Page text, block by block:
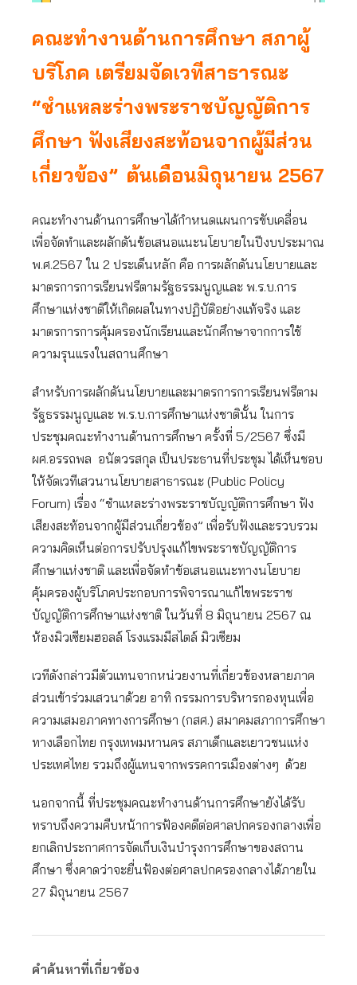
คณะทำงานด้านการศึกษา สภาผู้
บริโภค เตรียมจัดเวทีสาธารณะ
“ชำแหละร่างพระราชบัญญัติการ
ศึกษา ฟังเสียงสะท้อนจากผู้มีส่วน
เกี่ยวข้อง” ต้นเดือนมิถุนายน 2567
คณะทำงานด้านการศึกษาได้กำหนดแผนการขับเคลื่อน
เพื่อจัดทำและผลักดันข้อเสนอแนะนโยบายในปีงบประมาณ
พ.ศ.2567 ใน 2 ประเด็นหลัก คือ การผลักดันนโยบายและ
มาตรการการเรียนฟรีตามรัฐธรรมนูญและ พ.ร.บ.การ
ศึกษาแห่งชาติให้เกิดผลในทางปฏิบัติอย่างแท้จริง และ
มาตรการการคุ้มครองนักเรียนและนักศึกษาจากการใช้
ความรุนแรงในสถานศึกษา
สำหรับการผลักดันนโยบายและมาตรการการเรียนฟรีตาม
รัฐธรรมนูญและ พ.ร.บ.การศึกษาแห่งชาตินั้น ในการ
ประชุมคณะทำงานด้านการศึกษา ครั้งที่ 5/2567 ซึ่งมี
ผศ.อรรถพล อนัตวรสกุล เป็นประธานที่ประชุม ได้เห็นชอบ
ให้จัดเวทีเสวนานโยบายสาธารณะ (Public Policy
Forum) เรื่อง “ชำแหละร่างพระราชบัญญัติการศึกษา ฟัง
เสียงสะท้อนจากผู้มีส่วนเกี่ยวข้อง” เพื่อรับฟังและรวบรวม
ความคิดเห็นต่อการปรับปรุงแก้ไขพระราชบัญญัติการ
ศึกษาแห่งชาติ และเพื่อจัดทำข้อเสนอแนะทางนโยบาย
คุ้มครองผู้บริโภคประกอบการพิจารณาแก้ไขพระราช
บัญญัติการศึกษาแห่งชาติ ในวันที่ 8 มิถุนายน 2567 ณ
ห้องมิวเซียมฮอลล์ โรงแรมมีสไตล์ มิวเซียม
เวทีดังกล่าวมีตัวแทนจากหน่วยงานที่เกี่ยวข้องหลายภาค
ส่วนเข้าร่วมเสวนาด้วย อาทิ กรรมการบริหารกองทุนเพื่อ
ความเสมอภาคทางการศึกษา (กสศ.) สมาคมสภาการศึกษา
ทางเลือกไทย กรุงเทพมหานคร สภาเด็กและเยาวชนแห่ง
ประเทศไทย รวมถึงผู้แทนจากพรรคการเมืองต่างๆ ด้วย
นอกจากนี้ ที่ประชุมคณะทำงานด้านการศึกษายังได้รับ
ทราบถึงความคืบหน้าการฟ้องคดีต่อศาลปกครองกลางเพื่อ
ยกเลิกประกาศการจัดเก็บเงินบำรุงการศึกษาของสถาน
ศึกษา ซึ่งคาดว่าจะยื่นฟ้องต่อศาลปกครองกลางได้ภายใน
27 มิถุนายน 2567
คำค้นหาที่เกี่ยวข้อง